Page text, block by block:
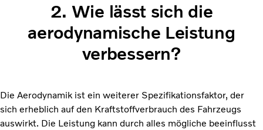
2. Wie lässt sich die
aerodynamische Leistung
verbessern?
Die Aerodynamik ist ein weiterer Spezifikationsfaktor, der
sich erheblich auf den Kraftstoffverbrauch des Fahrzeugs
auswirkt. Die Leistung kann durch alles mögliche beeinflusst